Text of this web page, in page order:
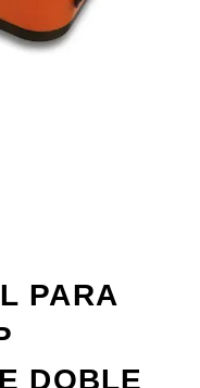
PARA
DOBLE